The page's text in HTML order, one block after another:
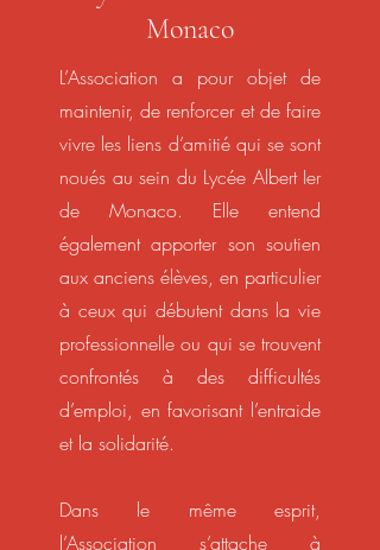
Monaco
L’Association a pour objet de
maintenir, de renforcer et de faire
vivre les liens d’amitié qui se sont
noués au sein du Lycée Albert Ier
de Monaco. Elle entend
également apporter son soutien
aux anciens élèves, en particulier
à ceux qui débutent dans la vie
professionnelle ou qui se trouvent
confrontés à des difficultés
d’emploi, en favorisant l’entraide
et la solidarité.
Dans le même esprit,
l’Association s’attache à